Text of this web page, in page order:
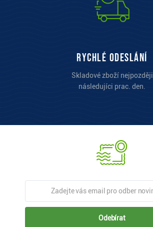
Rychlé odeslání
Skladové zboží nejpozději
následujíci prac. den.
Odebírat